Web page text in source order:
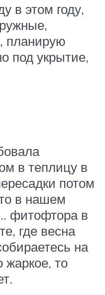
в этом году,
планирую
под укрытие,
в теплицу в
потом
в нашем
фитофтора в
где весна
на
жаркое, то